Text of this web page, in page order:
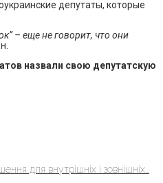
депутаты, которые
– еще не говорит, что они
назвали свою депутатскую
для внутрішніх і зовнішніх...